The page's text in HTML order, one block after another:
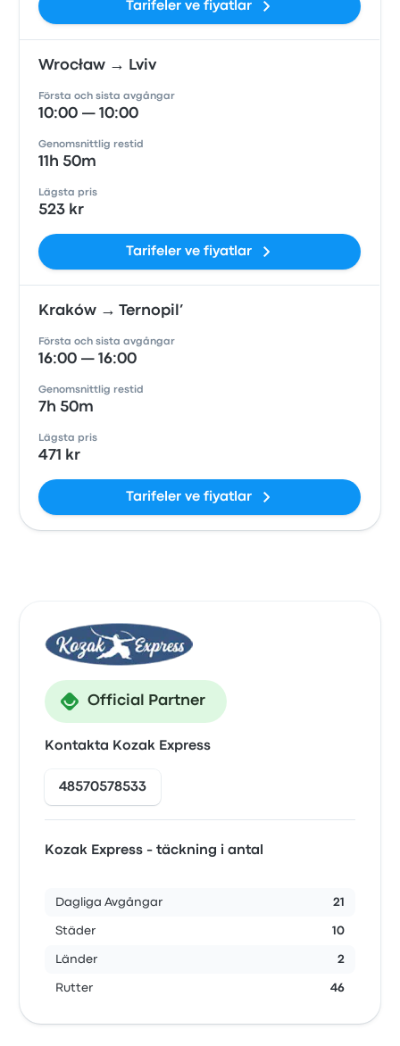
Tarifeler ve fiyatlar
Wrocław → Lviv
Första och sista avgångar
10:00 — 10:00
Genomsnittlig restid
11h 50m
Lägsta pris
523 kr
Tarifeler ve fiyatlar
Kraków → Ternopil’
Första och sista avgångar
16:00 — 16:00
Genomsnittlig restid
7h 50m
Lägsta pris
471 kr
Tarifeler ve fiyatlar
Official Partner
Kontakta Kozak Express
48570578533
Kozak Express - täckning i antal
Dagliga Avgångar 21
Städer 10
Länder 2
Rutter 46